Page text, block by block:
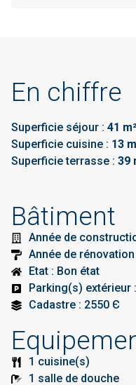
En chiffre
Superficie séjour : 41 m²
Superficie cuisine : 13
Superficie terrasse : 39
Bâtiment
Année de
Année de rénovation
Etat : Bon état
Parking(s) extérieur :
Cadastre : 2550 Є
1 cuisine(s)
1 salle de douche